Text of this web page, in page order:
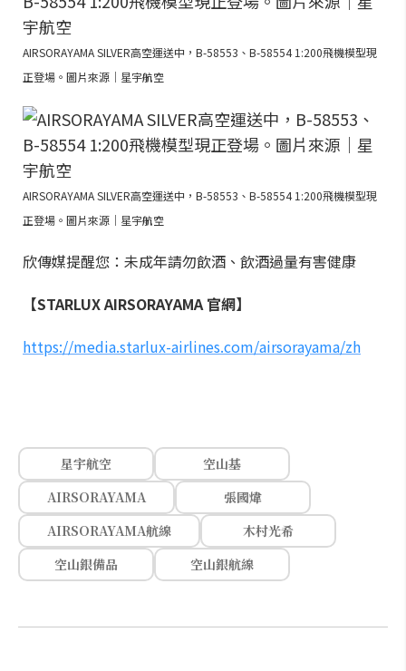
AIRSORAYAMA SILVER高空運送中，B-58553、B-58554 1:200飛機模型現
正登場。圖片來源｜星宇航空
AIRSORAYAMA SILVER高空運送中，B-58553、B-58554 1:200飛機模型現
正登場。圖片來源｜星宇航空
欣傳媒提醒您：未成年請勿飲酒、飲酒過量有害健康
【STARLUX AIRSORAYAMA 官網】
https://media.starlux-airlines.com/airsorayama/zh
星宇航空
空山基
AIRSORAYAMA
張國煒
AIRSORAYAMA航線
木村光希
空山銀備品
空山銀航線